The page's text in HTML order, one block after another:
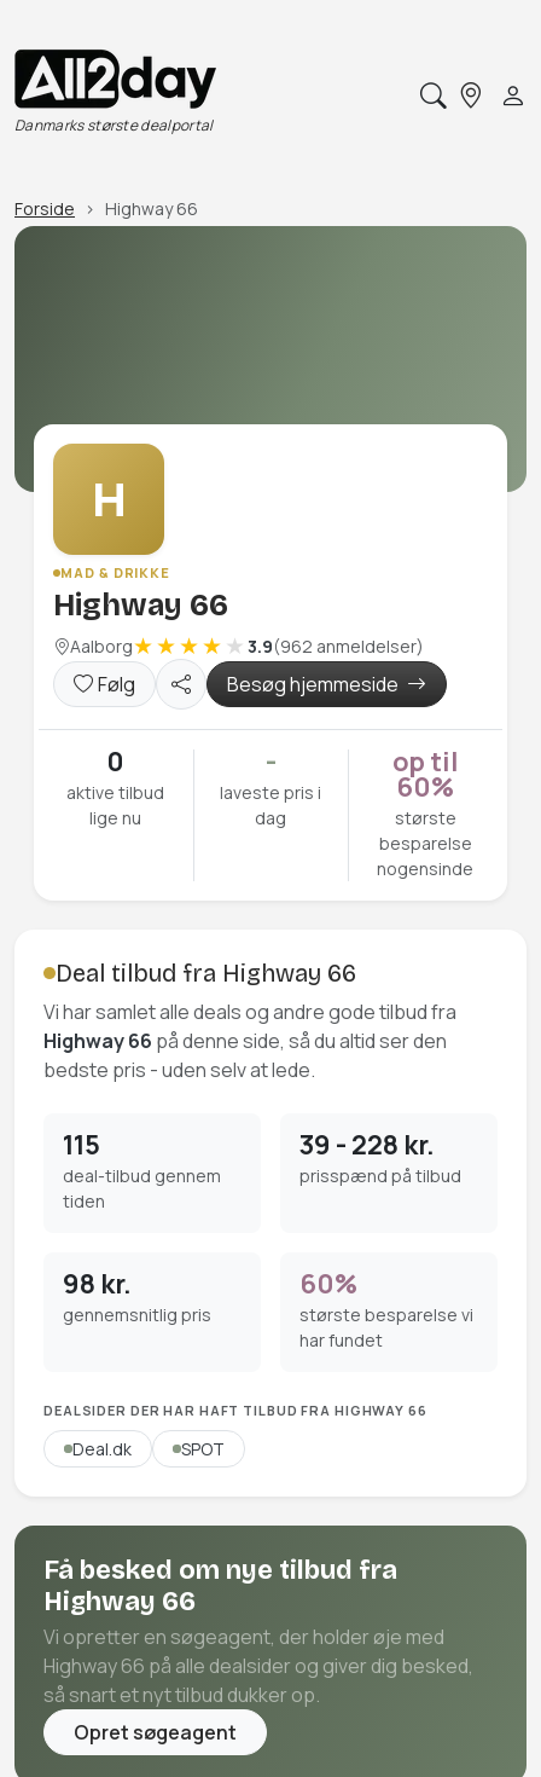
Danmarks største dealportal
Forside Highway 66
H
MAD & DRIKKE
Highway 66
Aalborg 3.9(962 anmeldelser)
Følg Besøg hjemmeside
0
aktive tilbud
lige nu
-
laveste pris i
dag
op til
60%
største
besparelse
nogensinde
Deal tilbud fra Highway 66
Vi har samlet alle deals og andre gode tilbud fra
Highway 66 på denne side, så du altid ser den
bedste pris - uden selv at lede.
115
deal-tilbud gennem
tiden
39 - 228 kr.
prisspænd på tilbud
98 kr.
gennemsnitlig pris
60%
største besparelse vi
har fundet
DEALSIDER DER HAR HAFT TILBUD FRA HIGHWAY 66
Deal.dk SPOT
Få besked om nye tilbud fra
Highway 66
Vi opretter en søgeagent, der holder øje med
Highway 66 på alle dealsider og giver dig besked,
så snart et nyt tilbud dukker op.
Opret søgeagent